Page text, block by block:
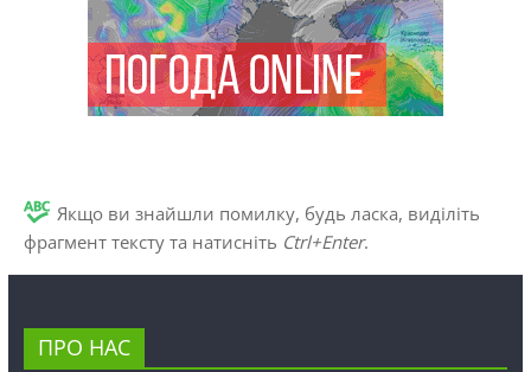
Якщо ви знайшли помилку, будь ласка, виділіть
фрагмент тексту та натисніть Ctrl+Enter.
ПРО НАС